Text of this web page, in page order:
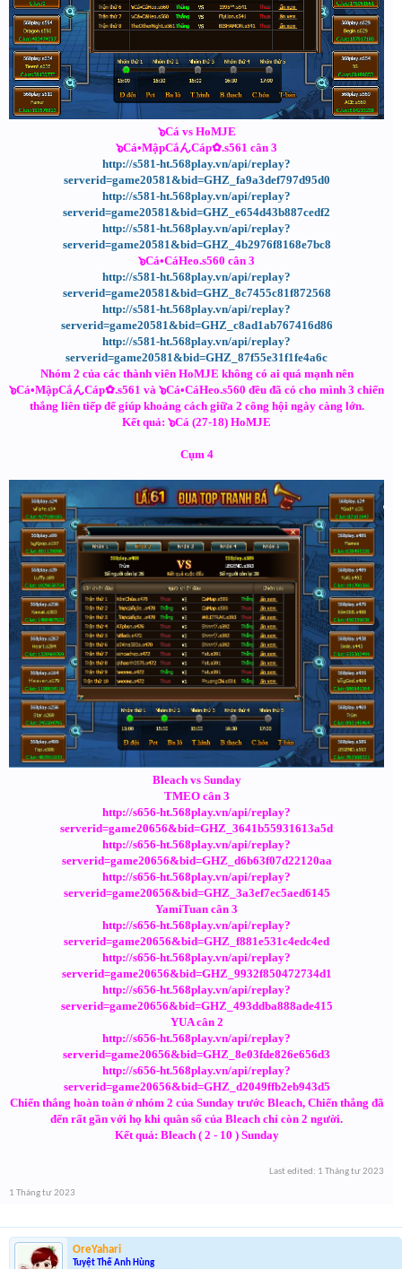
๖Cá vs HoMJE
๖Cá•MậpCắんCáp✿.s561 cân 3
http://s581-ht.568play.vn/api/replay?
serverid=game20581&bid=GHZ_fa9a3def797d95d0
http://s581-ht.568play.vn/api/replay?
serverid=game20581&bid=GHZ_e654d43b887cedf2
http://s581-ht.568play.vn/api/replay?
serverid=game20581&bid=GHZ_4b2976f8168e7bc8
๖Cá•CáHeo.s560 cân 3
http://s581-ht.568play.vn/api/replay?
serverid=game20581&bid=GHZ_8c7455c81f872568
http://s581-ht.568play.vn/api/replay?
serverid=game20581&bid=GHZ_c8ad1ab767416d86
http://s581-ht.568play.vn/api/replay?
serverid=game20581&bid=GHZ_87f55e31f1fe4a6c
Nhóm 2 của các thành viên HoMJE không có ai quá mạnh nên
๖Cá•MậpCắんCáp✿.s561 và ๖Cá•CáHeo.s560 đều đã có cho mình 3 chiến
thắng liên tiếp để giúp khoảng cách giữa 2 công hội ngày càng lớn.
Kết quả: ๖Cá (27-18) HoMJE
Cụm 4
Bleach vs Sunday
TMEO cân 3
http://s656-ht.568play.vn/api/replay?
serverid=game20656&bid=GHZ_3641b55931613a5d
http://s656-ht.568play.vn/api/replay?
serverid=game20656&bid=GHZ_d6b63f07d22120aa
http://s656-ht.568play.vn/api/replay?
serverid=game20656&bid=GHZ_3a3ef7ec5aed6145
YamiTuan cân 3
http://s656-ht.568play.vn/api/replay?
serverid=game20656&bid=GHZ_f881e531c4edc4ed
http://s656-ht.568play.vn/api/replay?
serverid=game20656&bid=GHZ_9932f850472734d1
http://s656-ht.568play.vn/api/replay?
serverid=game20656&bid=GHZ_493ddba888ade415
YUA cân 2
http://s656-ht.568play.vn/api/replay?
serverid=game20656&bid=GHZ_8e03fde826e656d3
http://s656-ht.568play.vn/api/replay?
serverid=game20656&bid=GHZ_d2049ffb2eb943d5
Chiến thắng hoàn toàn ở nhóm 2 của Sunday trước Bleach, Chiến thắng đã
đến rất gần với họ khi quân số của Bleach chỉ còn 2 người.
Kết quả: Bleach ( 2 - 10 ) Sunday
Last edited: 1 Tháng tư 2023
1 Tháng tư 2023
OreYahari
Tuyệt Thế Anh Hùng